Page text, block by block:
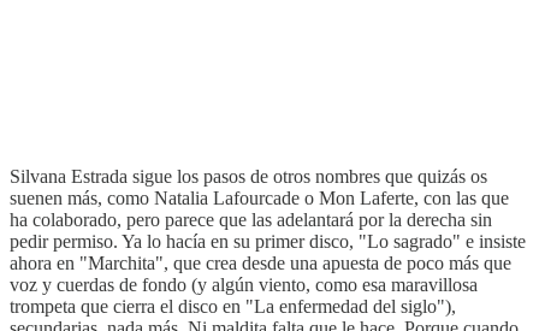
Silvana Estrada sigue los pasos de otros nombres que quizás os
suenen más, como Natalia Lafourcade o Mon Laferte, con las que
ha colaborado, pero parece que las adelantará por la derecha sin
pedir permiso. Ya lo hacía en su primer disco, "Lo sagrado" e insiste
ahora en "Marchita", que crea desde una apuesta de poco más que
voz y cuerdas de fondo (y algún viento, como esa maravillosa
trompeta que cierra el disco en "La enfermedad del siglo"),